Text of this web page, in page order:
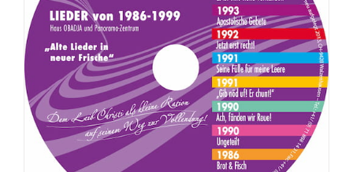
CD: Apostolisch Beten (Botschafts-
Version)